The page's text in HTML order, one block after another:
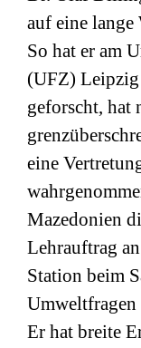
auf eine lange
So hat er am
(UFZ)
geforscht, hat
eine
Mazedonien
Lehrauftrag
Station beim
Umweltfragen
Er hat breite